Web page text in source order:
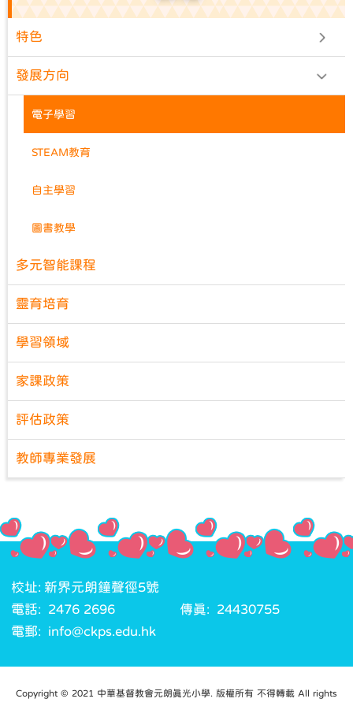
特色
發展方向
電子學習
STEAM教育
自主學習
圖書教學
多元智能課程
靈育培育
學習領域
家課政策
評估政策
教師專業發展
校址: 新界元朗鐘聲徑5號
電話: 2476 2696
傳真: 24430755
電郵: info@ckps.edu.hk
Copyright © 2021 中華基督教會元朗真光小學. 版權所有 不得轉載 All rights